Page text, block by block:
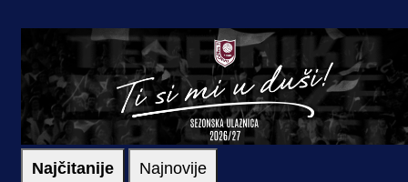
Najčitanije Najnovije